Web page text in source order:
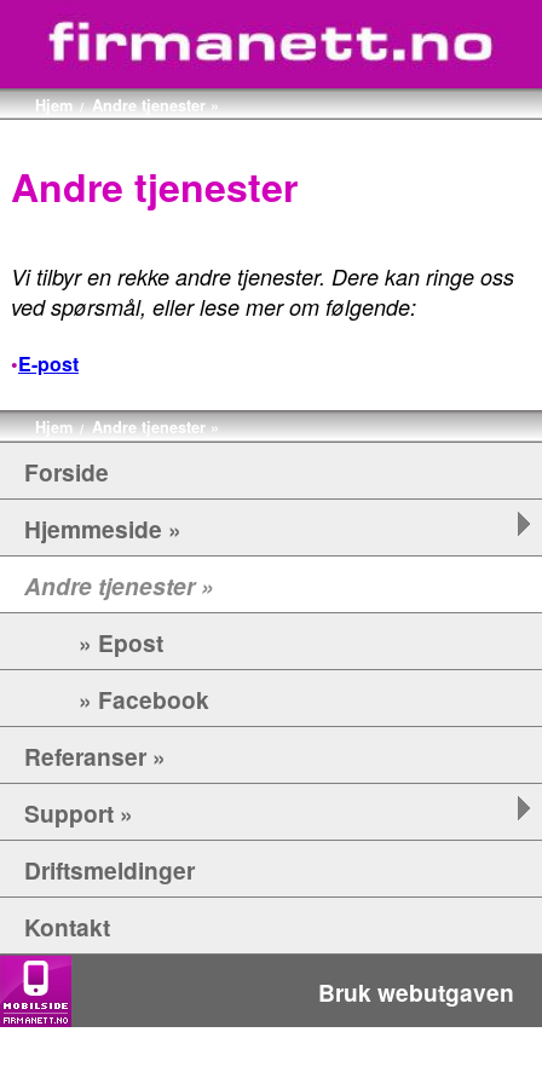
Hjem / Andre tjenester »
Andre tjenester
Vi tilbyr en rekke andre tjenester. Dere kan ringe oss
ved spørsmål, eller lese mer om følgende:
•E-post
Hjem / Andre tjenester »
Forside
Hjemmeside »
Andre tjenester »
» Epost
» Facebook
Referanser »
Support »
Driftsmeldinger
Kontakt
Bruk webutgaven